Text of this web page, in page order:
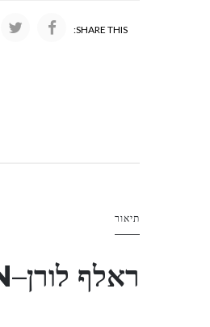
SHARE THIS:
תיאור
ראלף לורן–